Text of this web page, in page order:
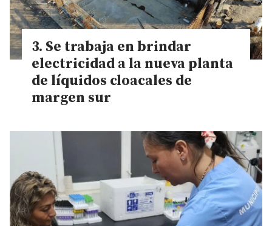
Se trabaja en brindar
electricidad a la nueva planta
de líquidos cloacales de
margen sur